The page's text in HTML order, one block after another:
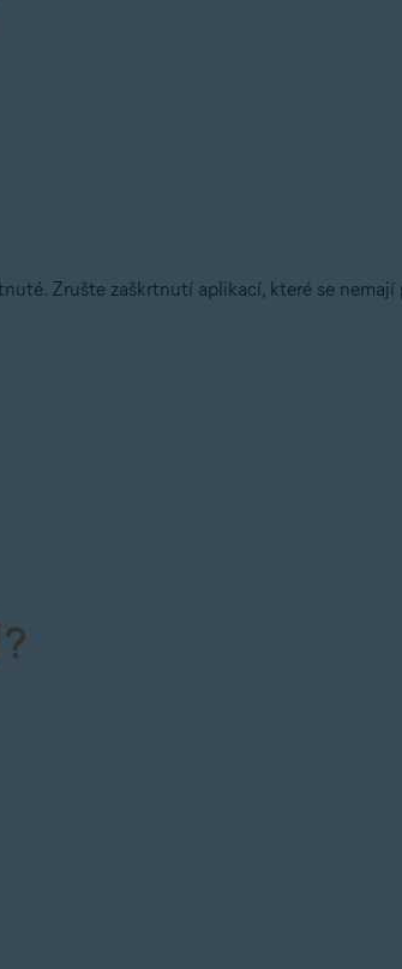
Zrušte zaškrtnutí aplikací, které se